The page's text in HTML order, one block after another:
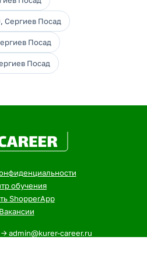
Сергиев Посад
Посад
Посад
обучения
ShopperApp
Вакансии
> admin@kurer-career.ru